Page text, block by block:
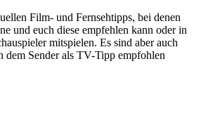
Film- und Fernsehtipps, bei denen
und euch diese empfehlen kann oder in
mitspielen. Es sind aber auch
dem Sender als TV-Tipp empfohlen